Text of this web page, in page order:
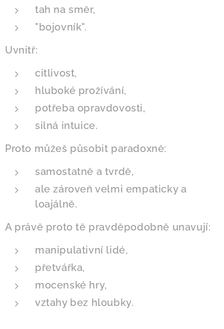
tah na směr,
"bojovník".
Uvnitř:
citlivost,
hluboké prožívání,
potřeba opravdovosti,
silná intuice.
Proto můžeš působit paradoxně:
samostatně a tvrdě,
ale zároveň velmi empaticky a
loajálně.
A právě proto tě pravděpodobně unavují:
manipulativní lidé,
přetvářka,
mocenské hry,
vztahy bez hloubky.